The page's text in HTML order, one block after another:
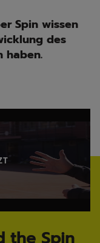
Spin wissen
des
haben.
the Spin